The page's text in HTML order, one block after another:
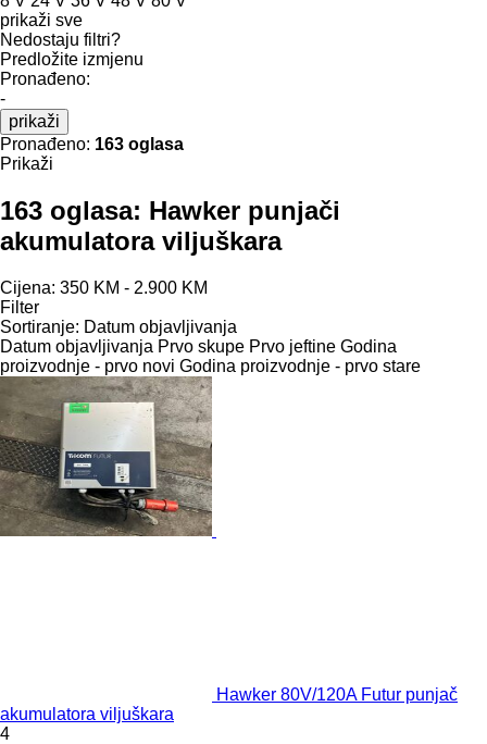
prikaži sve
Nedostaju filtri?
Predložite izmjenu
Pronađeno:
-
prikaži
Pronađeno: 163 oglasa
Prikaži
163 oglasa: Hawker punjači
akumulatora viljuškara
Cijena: 350 KM - 2.900 KM
Filter
Sortiranje: Datum objavljivanja
Datum objavljivanja Prvo skupe Prvo jeftine Godina
proizvodnje - prvo novi Godina proizvodnje - prvo stare
Hawker 80V/120A Futur punjač
akumulatora viljuškara
4